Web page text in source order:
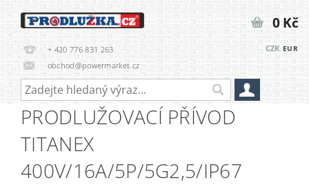
+ 420 776 831 263
obchod@powermarket.cz
CZK EUR
0 Kč
PRODLUŽOVACÍ PŘÍVOD
TITANEX
400V/16A/5P/5G2,5/IP67